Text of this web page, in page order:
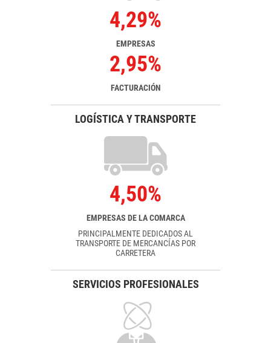
4,29%
EMPRESAS
2,95%
FACTURACIÓN
LOGÍSTICA Y TRANSPORTE
4,50%
EMPRESAS DE LA COMARCA
PRINCIPALMENTE DEDICADOS AL
TRANSPORTE DE MERCANCÍAS POR
CARRETERA
SERVICIOS PROFESIONALES